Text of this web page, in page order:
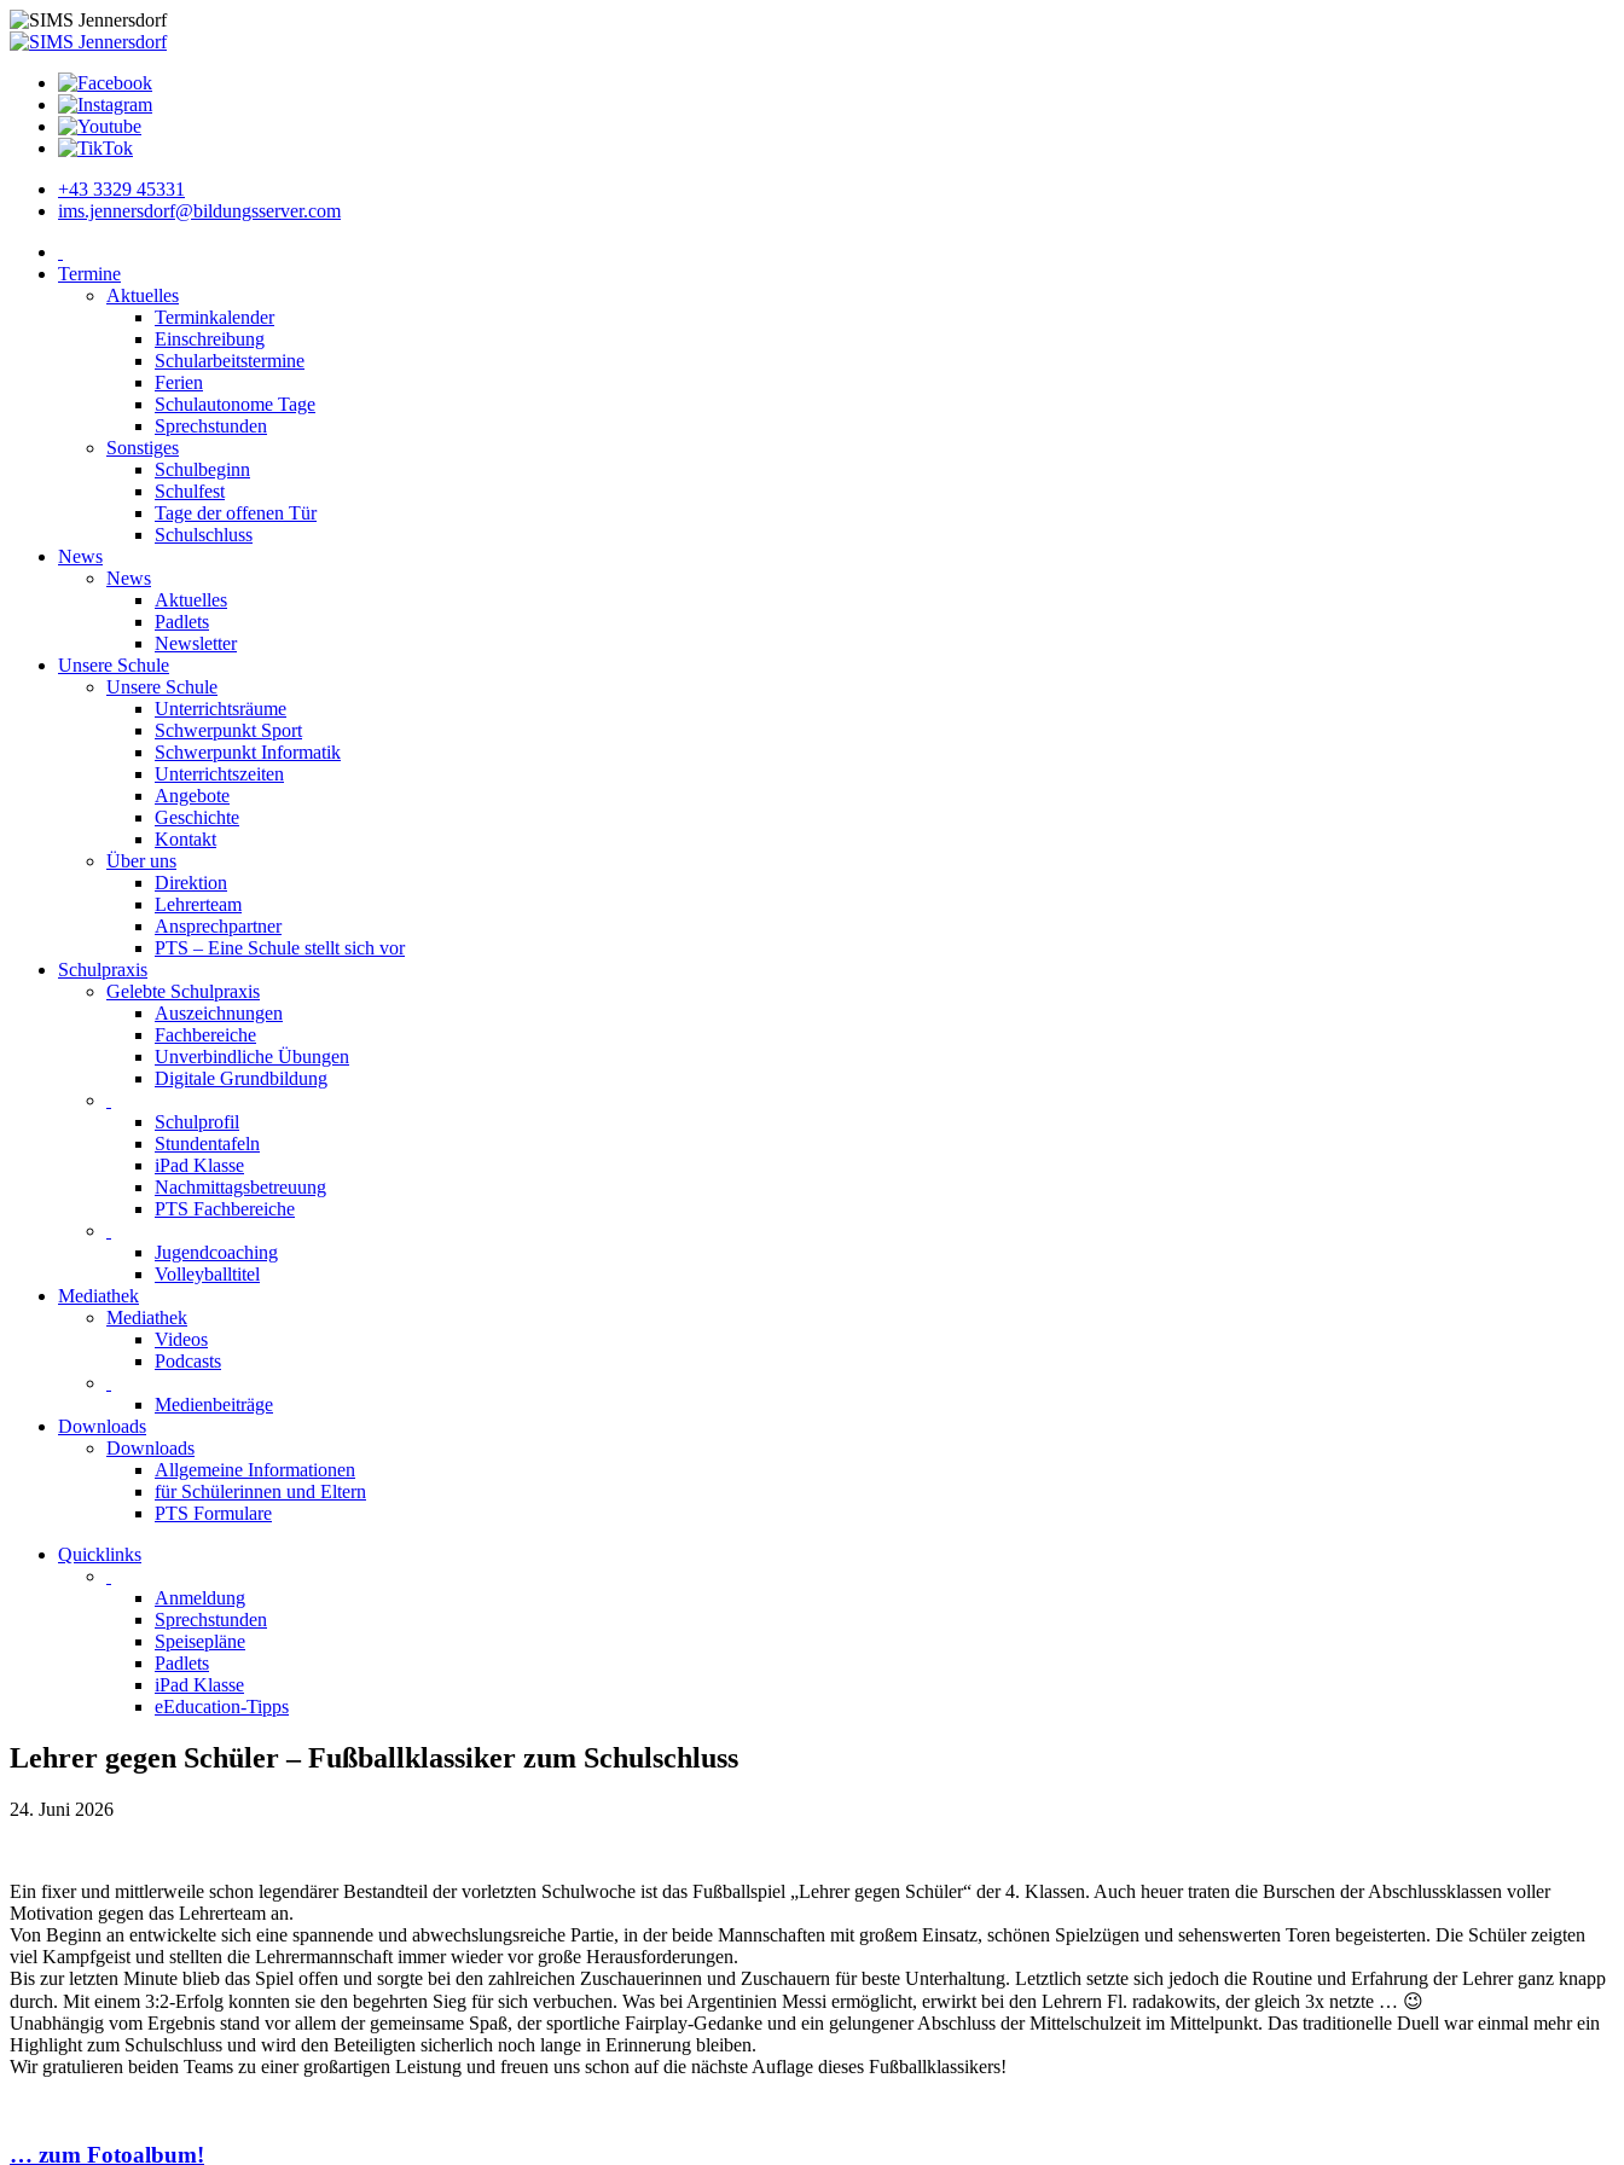
+43 3329 45331
ims.jennersdorf@bildungsserver.com
Termine
Aktuelles
Terminkalender
Einschreibung
Schularbeitstermine
Ferien
Schulautonome Tage
Sprechstunden
Sonstiges
Schulbeginn
Schulfest
Tage der offenen Tür
Schulschluss
News
News
Aktuelles
Padlets
Newsletter
Unsere Schule
Unsere Schule
Unterrichtsräume
Schwerpunkt Sport
Schwerpunkt Informatik
Unterrichtszeiten
Angebote
Geschichte
Kontakt
Über uns
Direktion
Lehrerteam
Ansprechpartner
PTS – Eine Schule stellt sich vor
Schulpraxis
Gelebte Schulpraxis
Auszeichnungen
Fachbereiche
Unverbindliche Übungen
Digitale Grundbildung
Schulprofil
Stundentafeln
iPad Klasse
Nachmittagsbetreuung
PTS Fachbereiche
Jugendcoaching
Volleyballtitel
Mediathek
Mediathek
Videos
Podcasts
Medienbeiträge
Downloads
Downloads
Allgemeine Informationen
für Schülerinnen und Eltern
PTS Formulare
Quicklinks
Anmeldung
Sprechstunden
Speisepläne
Padlets
iPad Klasse
eEducation-Tipps
Lehrer gegen Schüler – Fußballklassiker zum Schulschluss
24. Juni 2026
Ein fixer und mittlerweile schon legendärer Bestandteil der vorletzten Schulwoche ist das Fußballspiel „Lehrer gegen Schüler“ der 4. Klassen. Auch heuer traten die Burschen der Abschlussklassen voller
Motivation gegen das Lehrerteam an.
Von Beginn an entwickelte sich eine spannende und abwechslungsreiche Partie, in der beide Mannschaften mit großem Einsatz, schönen Spielzügen und sehenswerten Toren begeisterten. Die Schüler zeigten
viel Kampfgeist und stellten die Lehrermannschaft immer wieder vor große Herausforderungen.
Bis zur letzten Minute blieb das Spiel offen und sorgte bei den zahlreichen Zuschauerinnen und Zuschauern für beste Unterhaltung. Letztlich setzte sich jedoch die Routine und Erfahrung der Lehrer ganz knapp
durch. Mit einem 3:2-Erfolg konnten sie den begehrten Sieg für sich verbuchen. Was bei Argentinien Messi ermöglicht, erwirkt bei den Lehrern Fl. radakowits, der gleich 3x netzte … 😉
Unabhängig vom Ergebnis stand vor allem der gemeinsame Spaß, der sportliche Fairplay-Gedanke und ein gelungener Abschluss der Mittelschulzeit im Mittelpunkt. Das traditionelle Duell war einmal mehr ein
Highlight zum Schulschluss und wird den Beteiligten sicherlich noch lange in Erinnerung bleiben.
Wir gratulieren beiden Teams zu einer großartigen Leistung und freuen uns schon auf die nächste Auflage dieses Fußballklassikers!
… zum Fotoalbum!